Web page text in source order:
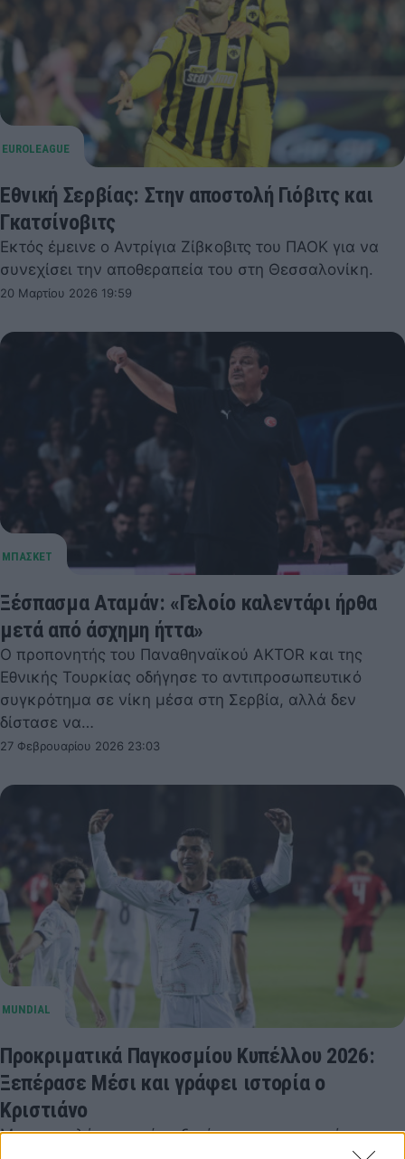
Εθνική Σερβίας: Στην αποστολή Γιόβιτς και
Γκατσίνοβιτς
Εκτός έμεινε ο Αντρίγια Ζίβκοβιτς του ΠΑΟΚ για να
συνεχίσει την αποθεραπεία του στη Θεσσαλονίκη.
20 Μαρτίου 2026 19:59
Ξέσπασμα Αταμάν: «Γελοίο καλεντάρι ήρθα
μετά από άσχημη ήττα»
Ο προπονητής του Παναθηναϊκού AKTOR και της
Εθνικής Τουρκίας οδήγησε το αντιπροσωπευτικό
συγκρότημα σε νίκη μέσα στη Σερβία, αλλά δεν
δίστασε να…
27 Φεβρουαρίου 2026 23:03
Προκριματικά Παγκοσμίου Κυπέλλου 2026:
Ξεπέρασε Μέσι και γράφει ιστορία ο
Κριστιάνο
Με τον καλύτερο τρόπο ξεκίνησε τις υποχρεώσεις της